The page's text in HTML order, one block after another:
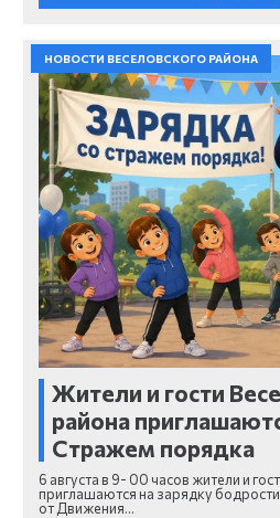
НОВОСТИ ВЕСЕЛОВСКОГО РАЙОНА
Жители и гости
района
Стражем порядка
6 августа в 9- 00 часов жители и
приглашаются на зарядку
от Движения…